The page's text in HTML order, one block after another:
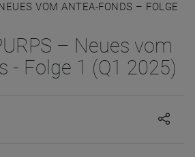
VOM ANTEA-FONDS – FOLGE
– Neues vom
- Folge 1 (Q1 2025)